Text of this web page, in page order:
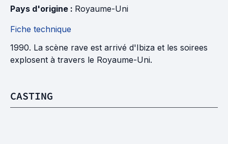
Pays d'origine : Royaume-Uni
Fiche technique
1990. La scène rave est arrivé d'Ibiza et les soirees
explosent à travers le Royaume-Uni.
CASTING